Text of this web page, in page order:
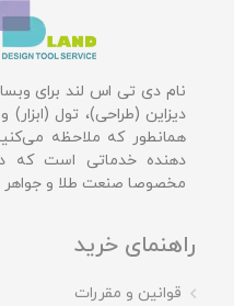
نام دی تی اس لند برای
دیزاین (طراحی)، تول
همانطور که ملاحظه
دهنده خدماتی است که
مخصوصا صنعت طلا و جواهر
راهنمای خرید
قوانین و مقررات